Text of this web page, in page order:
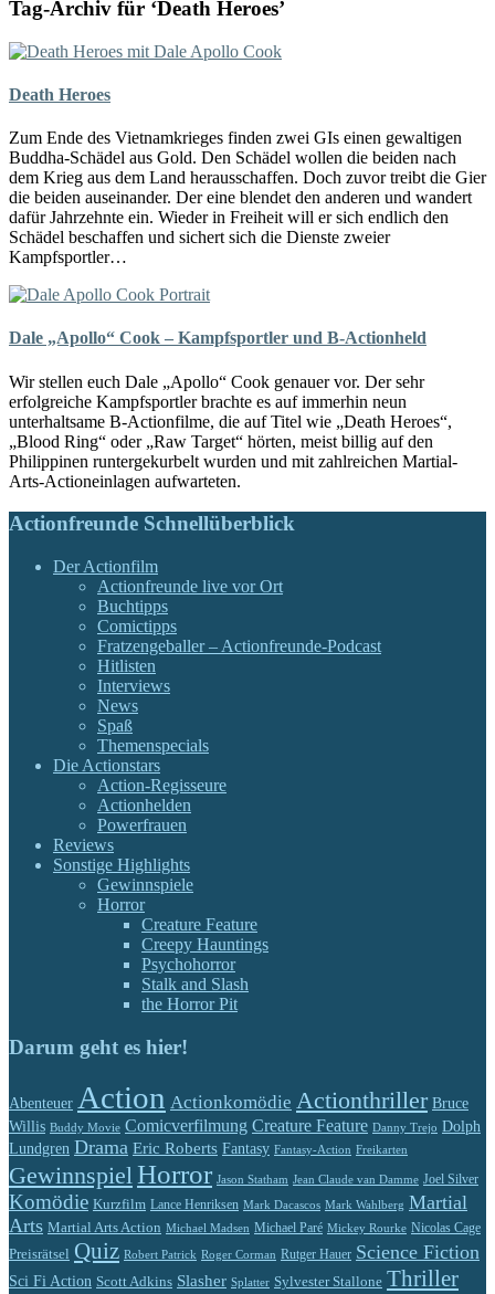
Tag-Archiv für ‘Death Heroes’
Death Heroes
Zum Ende des Vietnamkrieges finden zwei GIs einen gewaltigen
Buddha-Schädel aus Gold. Den Schädel wollen die beiden nach
dem Krieg aus dem Land herausschaffen. Doch zuvor treibt die Gier
die beiden auseinander. Der eine blendet den anderen und wandert
dafür Jahrzehnte ein. Wieder in Freiheit will er sich endlich den
Schädel beschaffen und sichert sich die Dienste zweier
Kampfsportler…
Dale „Apollo“ Cook – Kampfsportler und B-Actionheld
Wir stellen euch Dale „Apollo“ Cook genauer vor. Der sehr
erfolgreiche Kampfsportler brachte es auf immerhin neun
unterhaltsame B-Actionfilme, die auf Titel wie „Death Heroes“,
„Blood Ring“ oder „Raw Target“ hörten, meist billig auf den
Philippinen runtergekurbelt wurden und mit zahlreichen Martial-
Arts-Actioneinlagen aufwarteten.
Actionfreunde Schnellüberblick
Der Actionfilm
Actionfreunde live vor Ort
Buchtipps
Comictipps
Fratzengeballer – Actionfreunde-Podcast
Hitlisten
Interviews
News
Spaß
Themenspecials
Die Actionstars
Action-Regisseure
Actionhelden
Powerfrauen
Reviews
Sonstige Highlights
Gewinnspiele
Horror
Creature Feature
Creepy Hauntings
Psychohorror
Stalk and Slash
the Horror Pit
Darum geht es hier!
Abenteuer Action Actionkomödie Actionthriller Bruce
Willis Buddy Movie Comicverfilmung Creature Feature Danny Trejo Dolph
Lundgren Drama Eric Roberts Fantasy Fantasy-Action Freikarten
GewinnspielHorror Jason Statham Jean Claude van Damme Joel Silver
Komödie Kurzfilm Lance Henriksen Mark Dacascos Mark Wahlberg Martial
Arts Martial Arts Action Michael Madsen Michael Paré Mickey Rourke Nicolas Cage
Preisrätsel Quiz Robert Patrick Roger Corman Rutger Hauer Science Fiction
Sci Fi Action Scott Adkins Slasher Splatter Sylvester Stallone Thriller